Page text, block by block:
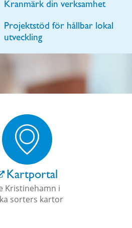
Kranmärk din verksamhet
Projektstöd för hållbar lokal
utveckling
Kartportal
Kristinehamn i
sorters kartor